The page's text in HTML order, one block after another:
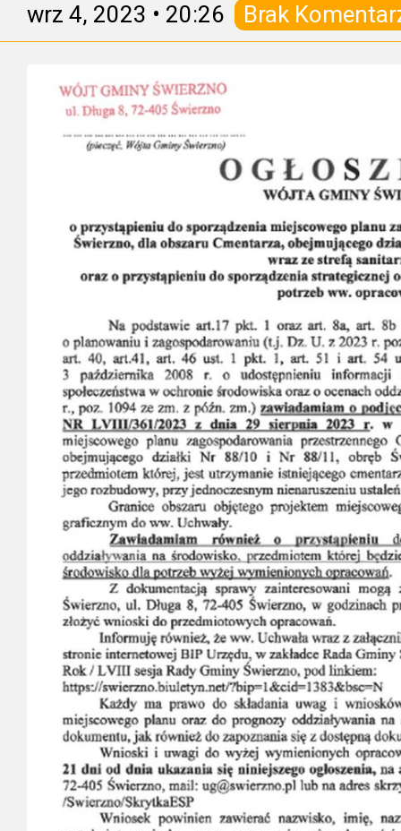
wrz 4, 2023 • 20:26 Brak